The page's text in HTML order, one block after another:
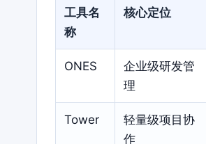
工具名
称
核心定位
ONES
企业级研发管
理
Tower
轻量级项目协
作